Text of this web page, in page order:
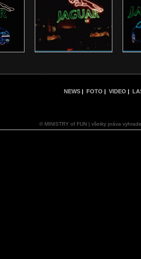
NEWS | FOTO | VIDEO |
© MINISTRY of FUN | všetky práva